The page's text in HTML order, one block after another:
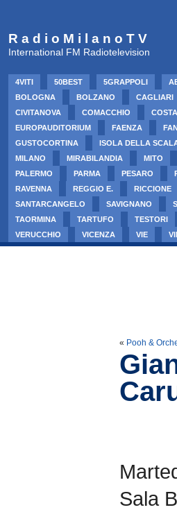
R a d i o M i l a n o T V
International FM Radiotelevision
4VITI 50BEST 5GRAPPOLI
BOLOGNA
BOLZANO CAGLIARI
CIVITANOVA
COMACCHIO
EUROPAUDITORIUM
FAENZA
GUSTOCORTINA
ISOLA DELLA
MILANO
MIRABILANDIA MITO
PALERMO
PARMA PESARO
RAVENNA
REGGIO E. RICCIONE
SANTARCANGELO
SAVIGNANO
TAORMINA
TARTUFO TESTORI
VERUCCHIO
VICENZA VIE
« Pooh &
Sala